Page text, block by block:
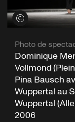
Voir les crédits
Photo de
Dominique
Vollmond
Pina Bausch
Wuppertal au
Wuppertal
2006